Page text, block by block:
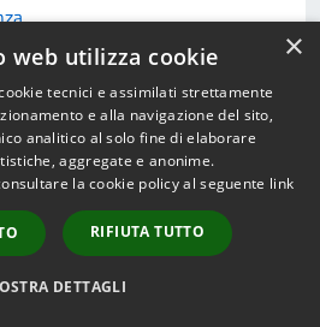
0541 608111
×
web utilizza cookie
tecnici e assimilati strettamente
e alla navigazione del sito,
analitico al solo fine di elaborare
aggregate e anonime.
la cookie policy al seguente link
RIFIUTA TUTTO
DETTAGLI